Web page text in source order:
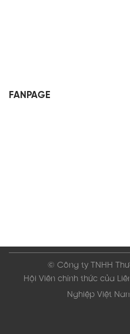
FANPAGE
© Công ty TNHH
Hội Viên chính thức của
Nghiệp Việt